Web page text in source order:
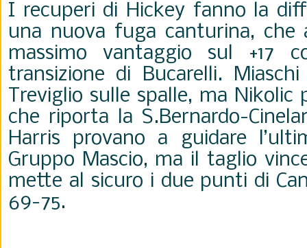
I recuperi di Hickey fanno la
una nuova fuga canturina, che
massimo vantaggio sul +17
transizione di Bucarelli.
Treviglio sulle spalle, ma Nikolic
che riporta la S.Bernardo-
Harris provano a guidare
Gruppo Mascio, ma il taglio
mette al sicuro i due punti di
69-75.